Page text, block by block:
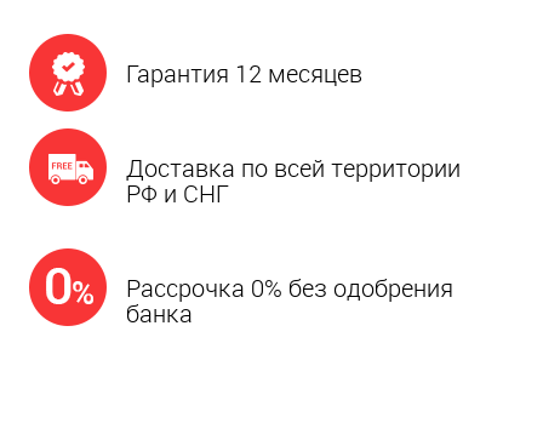
Гарантия 12 месяцев
Доставка по всей территории
РФ и СНГ
Рассрочка 0% без одобрения
банка